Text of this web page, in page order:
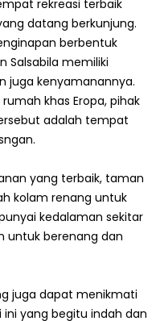
rekreasi terbaik
datang berkunjung.
berbentuk
Salsabila memiliki
juga kenyamanannya.
khas Eropa, pihak
adalah tempat
yang terbaik, taman
kolam renang untuk
kedalaman sekitar
untuk berenang dan
juga dapat menikmati
yang begitu indah dan